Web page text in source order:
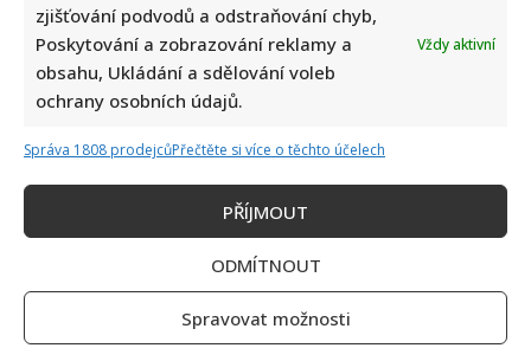
zjišťování podvodů a odstraňování chyb,
Poskytování a zobrazování reklamy a
obsahu, Ukládání a sdělování voleb
ochrany osobních údajů.
Vždy aktivní
Správa 1808 prodejcůPřečtěte si více o těchto účelech
PŘÍJMOUT
ODMÍTNOUT
Spravovat možnosti
OSTUDA
Lenka Marousková
Lenka je hlavní postavou našeho redakčního týmu. Po několika letech
práce všeobecné redaktorky nyní přináší zajímavé zprávy ze světa